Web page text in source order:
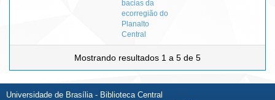
bacias da
ecorregião do
Planalto
Central
Mostrando resultados 1 a 5 de 5
Universidade de Brasília - Biblioteca Central